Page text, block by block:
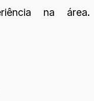
na área.